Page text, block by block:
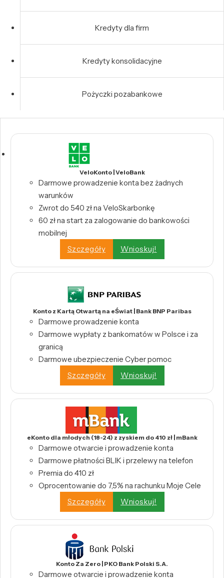
Kredyty dla firm
Kredyty konsolidacyjne
Pożyczki pozabankowe
VeloKonto | VeloBank
Darmowe prowadzenie konta bez żadnych
warunków
Zwrot do 540 zł na VeloSkarbonkę
60 zł na start za zalogowanie do bankowości
mobilnej
Szczegóły
Wnioskuj!
Konto z Kartą Otwartą na eŚwiat | Bank BNP Paribas
Darmowe prowadzenie konta
Darmowe wypłaty z bankomatów w Polsce i za
granicą
Darmowe ubezpieczenie Cyber pomoc
Szczegóły
Wnioskuj!
eKonto dla młodych (18-24) z zyskiem do 410 zł | mBank
Darmowe otwarcie i prowadzenie konta
Darmowe płatności BLIK i przelewy na telefon
Premia do 410 zł
Oprocentowanie do 7,5% na rachunku Moje Cele
Szczegóły
Wnioskuj!
Konto Za Zero | PKO Bank Polski S.A.
Darmowe otwarcie i prowadzenie konta